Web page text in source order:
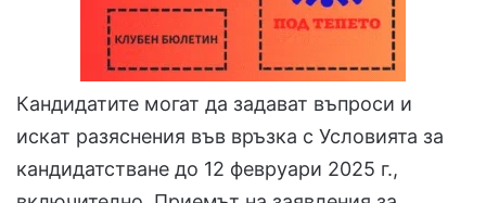
Кандидатите могат да задават въпроси и
искат разяснения във връзка с Условията за
кандидатстване до 12 февруари 2025 г.,